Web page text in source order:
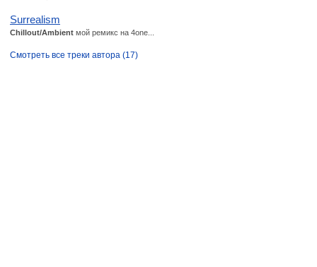
Surrealism
Chillout/Ambient мой ремикс на 4one...
Смотреть все треки автора (17)